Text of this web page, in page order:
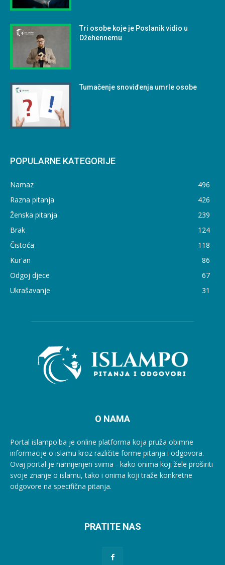
Tri osobe koje je Poslanik vidio u
Džehennemu
Tumačenje snoviđenja umrle osobe
POPULARNE KATEGORIJE
Namaz
496
Razna pitanja
426
Ženska pitanja
239
Brak
124
Čistoća
118
Kur'an
86
Odgoj djece
67
Ukrašavanje
31
O NAMA
Portal islampo.ba je online platforma koja pruža obimne
informacije o islamu kroz različite forme pitanja i odgovora.
Ovaj portal je namijenjen svima - kako onima koji žele proširiti
svoje znanje o islamu, tako i onima koji traže konkretne
odgovore na specifična pitanja.
PRATITE NAS